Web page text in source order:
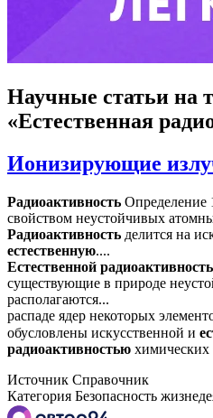
Научные статьи на
«Естественная
Ионизирующие
Радиоактивность Определение
свойством неустойчивых
Радиоактивность делится на
естественную....
Естественной
существующие в природе
располагаются...
распаде ядер некоторых
обусловлены искусственной и
радиоактивностью химических
Источник Справочник
Категория Безопасность